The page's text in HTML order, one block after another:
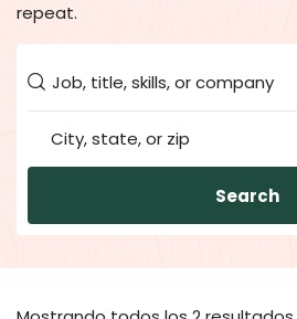
repeat.
City, state, or zip
Search